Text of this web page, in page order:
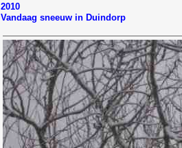
2010
Vandaag sneeuw in Duindorp